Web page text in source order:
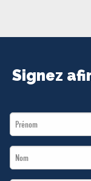
Signez
First
Name
Last
Name